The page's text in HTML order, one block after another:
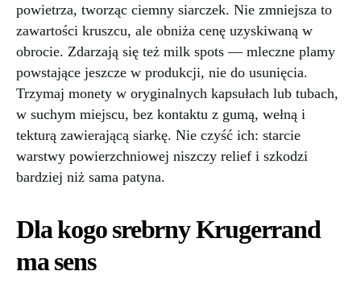
powietrza, tworząc ciemny siarczek. Nie zmniejsza to
zawartości kruszcu, ale obniża cenę uzyskiwaną w
obrocie. Zdarzają się też milk spots — mleczne plamy
powstające jeszcze w produkcji, nie do usunięcia.
Trzymaj monety w oryginalnych kapsułach lub tubach,
w suchym miejscu, bez kontaktu z gumą, wełną i
tekturą zawierającą siarkę. Nie czyść ich: starcie
warstwy powierzchniowej niszczy relief i szkodzi
bardziej niż sama patyna.
Dla kogo srebrny Krugerrand
ma sens